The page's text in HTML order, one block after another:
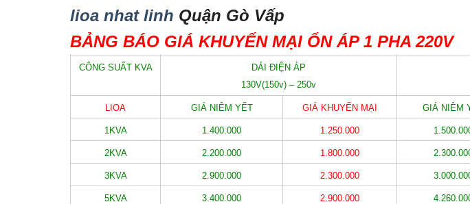
lioa nhat linh Quận Gò Vấp
BẢNG BÁO GIÁ KHUYẾN MẠI ỔN ÁP 1 PHA 220V
CÔNG SUẤT KVA
DẢI ĐIỆN ÁP
130V(150v) – 250v
LIOA GIÁ NIÊM YẾT GIÁ KHUYẾN MẠI GIÁ NIÊM
1KVA 1.400.000 1.250.000
2KVA 2.200.000 1.800.000
3KVA 2.900.000 2.300.000
5KVA 3.400.000 2.900.000